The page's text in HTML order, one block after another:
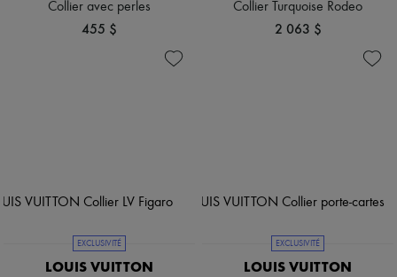
Collier avec perles
455 $
Collier Turquoise Rodeo
2 063 $
EXCLUSIVITÉ
LOUIS VUITTON
EXCLUSIVITÉ
LOUIS VUITTON